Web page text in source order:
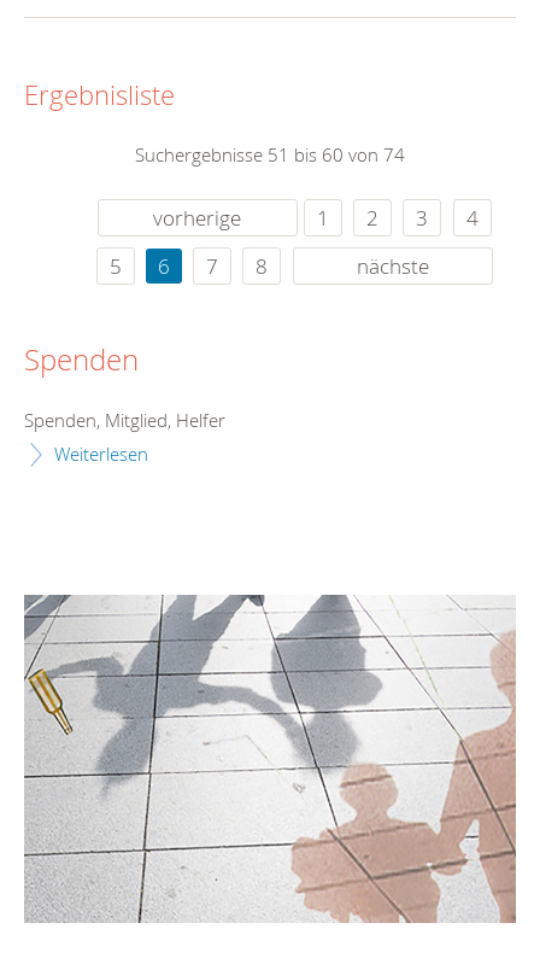
Ergebnisliste
Suchergebnisse 51 bis 60 von 74
vorherige 1 2 3
4
5
6 7 8 nächste
Spenden
Spenden, Mitglied, Helfer
Weiterlesen